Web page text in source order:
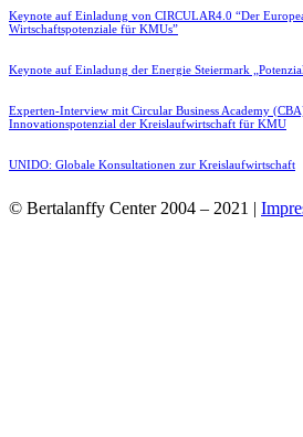
Keynote auf Einladung von CIRCULAR4.0 “Der
Wirtschaftspotenziale für KMUs”
Keynote auf Einladung der Energie Steiermark
Experten-Interview mit Circular Business Academy
Innovationspotenzial der Kreislaufwirtschaft für KMU
UNIDO: Globale Konsultationen zur Kreislaufwirtschaft
© Bertalanffy Center 2004 – 2021 |